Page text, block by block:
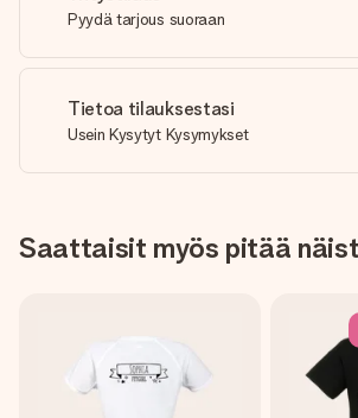
Pyydä tarjous suoraan
Tietoa tilauksestasi
Usein Kysytyt Kysymykset
Saattaisit myös pitää